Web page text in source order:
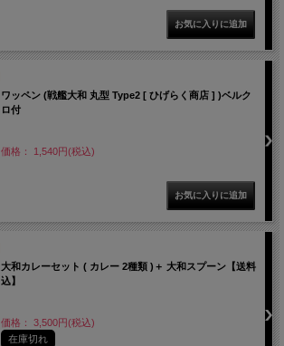
ワッペン (戦艦大和 丸型 Type2 [ ひげらく商店 ] )ベルク
ロ付
価格： 1,540円(税込)
大和カレーセット ( カレー 2種類 )＋ 大和スプーン【送料
込】
価格： 3,500円(税込)
在庫切れ